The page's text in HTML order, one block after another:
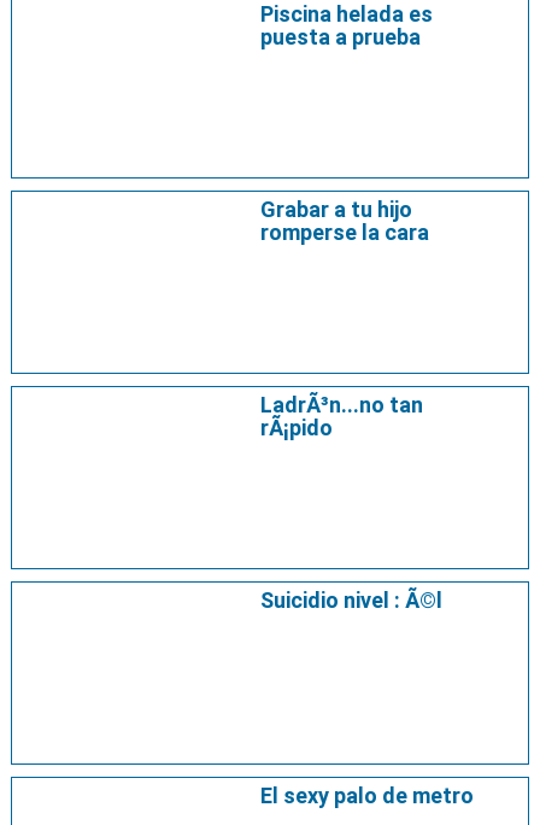
Piscina helada es
puesta a prueba
Grabar a tu hijo
romperse la cara
LadrÃ³n...no tan
rÃ¡pido
Suicidio nivel : Ã©l
El sexy palo de metro